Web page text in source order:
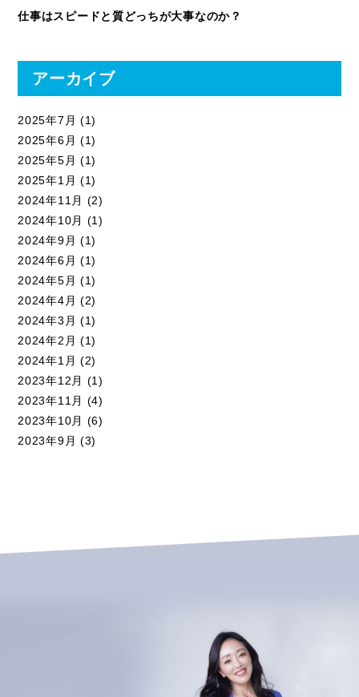
仕事はスピードと質どっちが大事なのか？
アーカイブ
2025年7月 (1)
2025年6月 (1)
2025年5月 (1)
2025年1月 (1)
2024年11月 (2)
2024年10月 (1)
2024年9月 (1)
2024年6月 (1)
2024年5月 (1)
2024年4月 (2)
2024年3月 (1)
2024年2月 (1)
2024年1月 (2)
2023年12月 (1)
2023年11月 (4)
2023年10月 (6)
2023年9月 (3)